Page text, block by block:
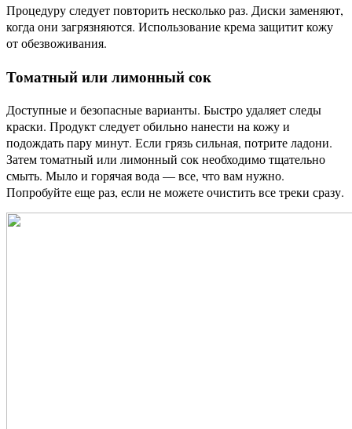
Процедуру следует повторить несколько раз. Диски заменяют,
когда они загрязняются. Использование крема защитит кожу
от обезвоживания.
Томатный или лимонный сок
Доступные и безопасные варианты. Быстро удаляет следы
краски. Продукт следует обильно нанести на кожу и
подождать пару минут. Если грязь сильная, потрите ладони.
Затем томатный или лимонный сок необходимо тщательно
смыть. Мыло и горячая вода — все, что вам нужно.
Попробуйте еще раз, если не можете очистить все треки сразу.